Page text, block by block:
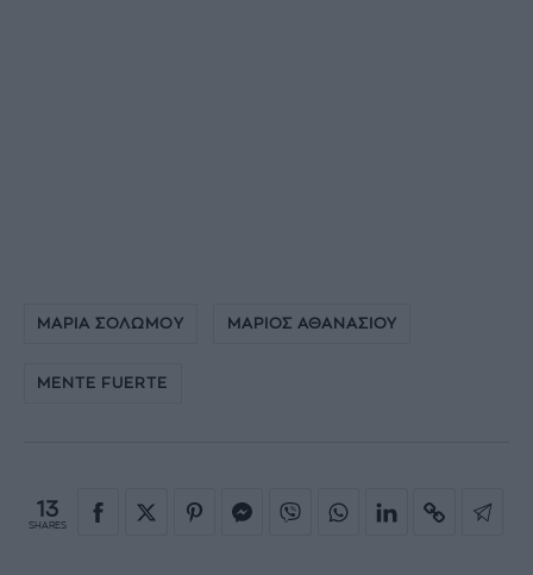
ΜΑΡΙΑ ΣΟΛΩΜΟΥ ΜΑΡΙΟΣ ΑΘΑΝΑΣΙΟΥ
MENTE FUERTE
13
SHARES